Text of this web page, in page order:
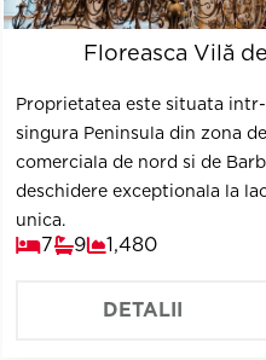
Floreasca Vilă
Proprietatea este situata
singura Peninsula din zona
comerciala de nord si de
deschidere exceptionala la lac, de 70
unica.
7 9 1,480
DETALII